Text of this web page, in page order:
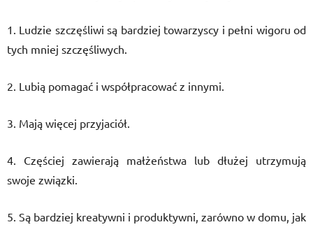
1. Ludzie szczęśliwi są bardziej towarzyscy i pełni wigoru od
tych mniej szczęśliwych.
2. Lubią pomagać i współpracować z innymi.
3. Mają więcej przyjaciół.
4. Częściej zawierają małżeństwa lub dłużej utrzymują
swoje związki.
5. Są bardziej kreatywni i produktywni, zarówno w domu, jak